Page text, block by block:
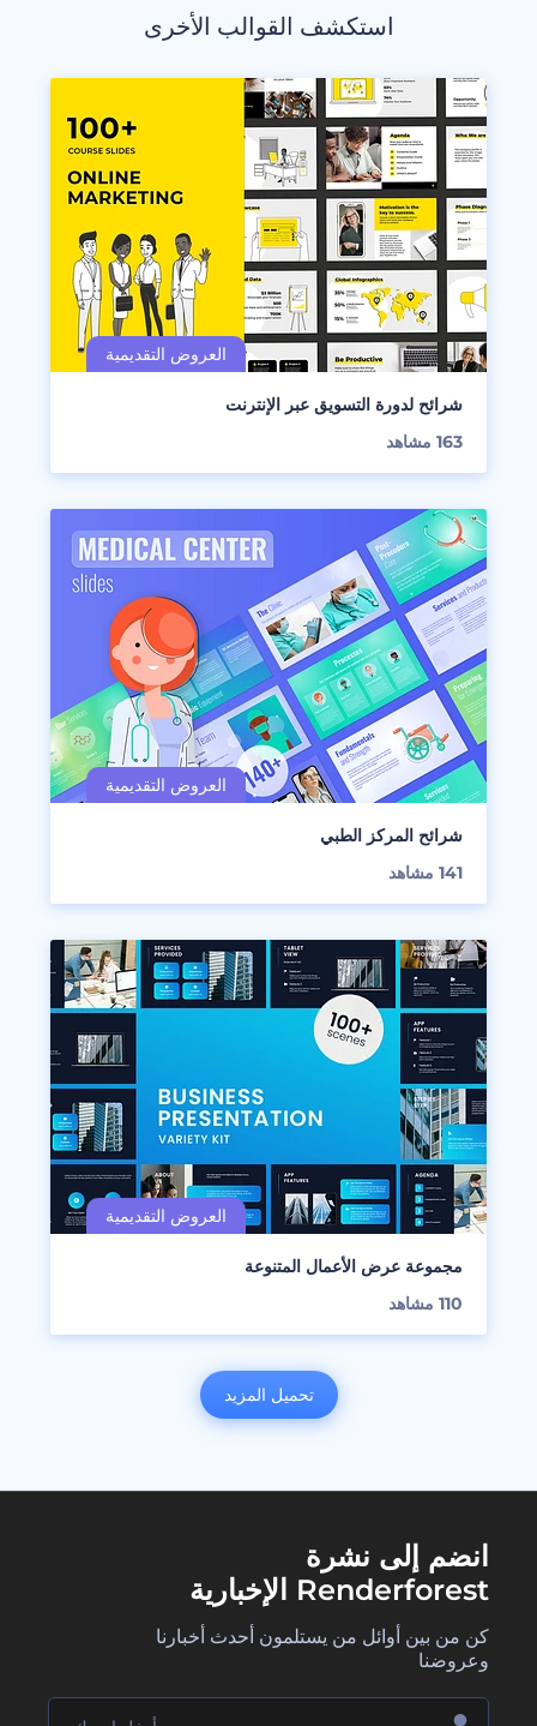
استكشف القوالب الأخرى
شرائح لدورة التسويق عبر الإنترنت
163 مشاهد
شرائح المركز الطبي
141 مشاهد
مجموعة عرض الأعمال المتنوعة
110 مشاهد
تحميل المزيد
انضم إلى نشرة
Renderforest الإخبارية
كن من بين أوائل من يستلمون أحدث أخبارنا
وعروضنا